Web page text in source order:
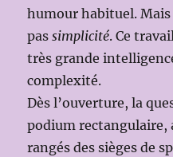
humour habituel.
passimplicité. Ce
très grande
complexité.
Dès l’ouverture, la
podium rectangulaire,
rangés des sièges de